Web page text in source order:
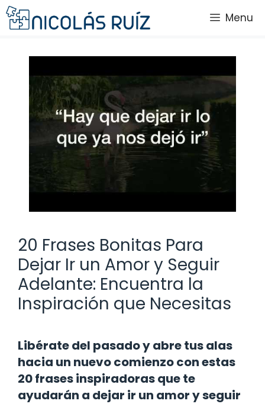
Saltar
al
Menu
20 Frases Bonitas Para
Dejar Ir un Amor y Seguir
Adelante: Encuentra la
Inspiración que Necesitas
Libérate del pasado y abre tus alas
hacia un nuevo comienzo con estas
20 frases inspiradoras que te
ayudarán a dejar ir un amor y seguir